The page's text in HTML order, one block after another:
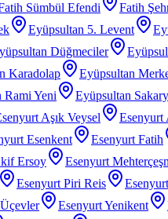
Sümbül Efendi Fatih
Eyüpsultan 5. Levent
Düğmeciler
Karadolap Eyüpsultan
Rami Yeni Eyüpsultan
Aşık Veysel Esenyurt
Esenkent Esenyurt Fatih
Ersoy Esenyurt
Esenyurt Piri Reis
Esenyurt Yenikent